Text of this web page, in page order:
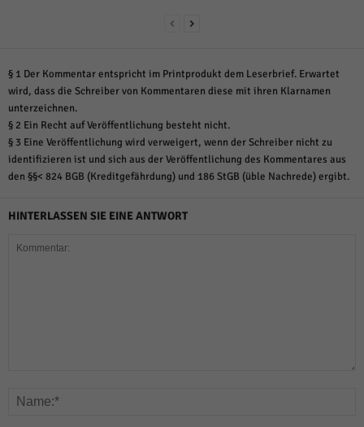
§ 1 Der Kommentar entspricht im Printprodukt dem Leserbrief. Erwartet
wird, dass die Schreiber von Kommentaren diese mit ihren Klarnamen
unterzeichnen.
§ 2 Ein Recht auf Veröffentlichung besteht nicht.
§ 3 Eine Veröffentlichung wird verweigert, wenn der Schreiber nicht zu
identifizieren ist und sich aus der Veröffentlichung des Kommentares aus
den §§< 824 BGB (Kreditgefährdung) und 186 StGB (üble Nachrede) ergibt.
HINTERLASSEN SIE EINE ANTWORT